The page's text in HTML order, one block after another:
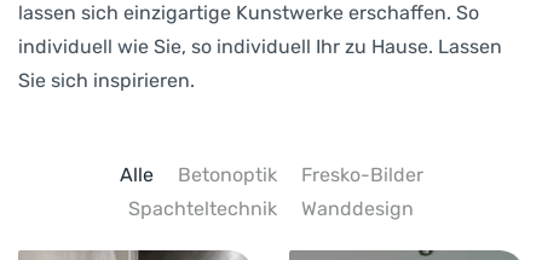
lassen sich einzigartige Kunstwerke erschaffen. So
individuell wie Sie, so individuell Ihr zu Hause. Lassen
Sie sich inspirieren.
Alle Betonoptik
Fresko-Bilder
Spachteltechnik
Wanddesign